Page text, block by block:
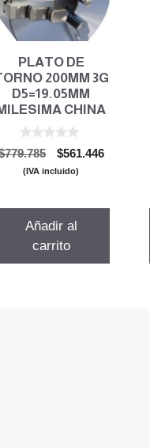
PLATO DE
200MM 3G
D5=19.05MM
CHINA
0
d
e
779.785
El
precio
$779.785.
$561.446El
(IVA incluido)
Añadir al
carrito